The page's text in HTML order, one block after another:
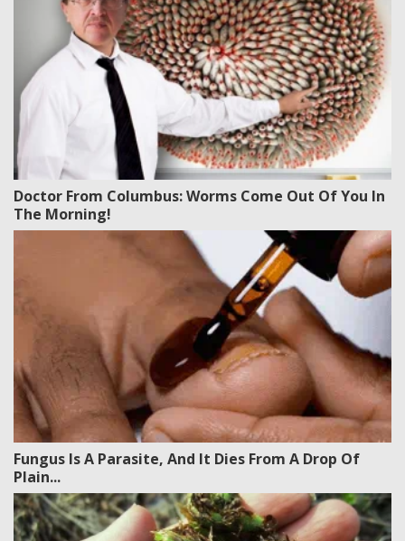
Doctor From Columbus: Worms Come Out Of You In
The Morning!
Fungus Is A Parasite, And It Dies From A Drop Of
Plain...